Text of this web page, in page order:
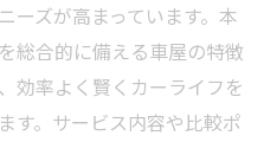
ーズが高まっています。本
総合的に備える車屋の特徴
効率よく賢くカーライフを
す。サービス内容や比較ポ